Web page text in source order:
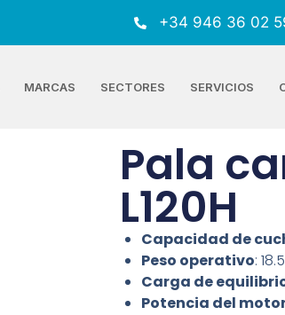
+34 946 36 02
MARCAS SECTORES SERVICIOS
Pala
L120H
Capacidad de
Peso operativo:
Carga de
Potencia del